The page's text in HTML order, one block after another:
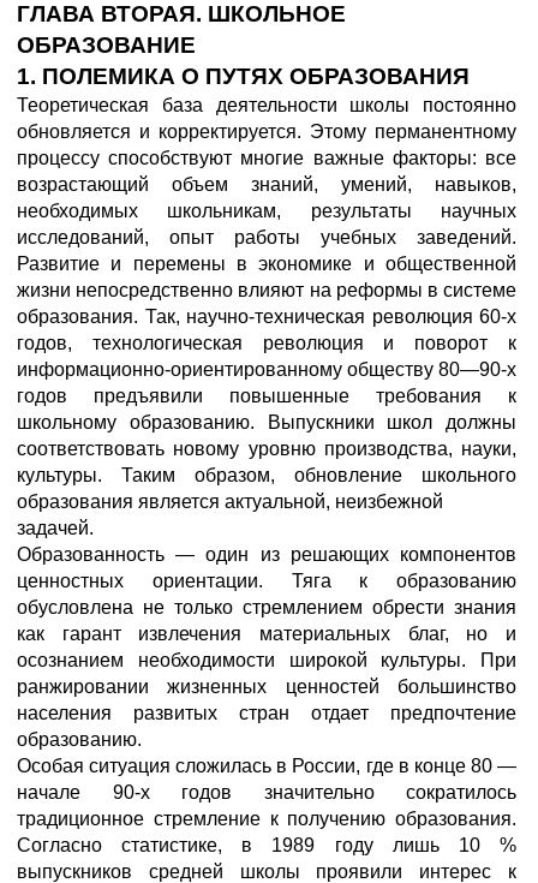
ГЛАВА ВТОРАЯ. ШКОЛЬНОЕ
ОБРАЗОВАНИЕ
1. ПОЛЕМИКА О ПУТЯХ ОБРАЗОВАНИЯ
Теоретическая база деятельности школы постоянно
обновляется и корректируется. Этому перманентному
процессу способствуют многие важные факторы: все
возрастающий объем знаний, умений, навыков,
необходимых школьникам, результаты научных
исследований, опыт работы учебных заведений.
Развитие и перемены в экономике и общественной
жизни непосредственно влияют на реформы в системе
образования. Так, научно-техническая революция 60-х
годов, технологическая революция и поворот к
информационно-ориентированному обществу 80—90-х
годов предъявили повышенные требования к
школьному образованию. Выпускники школ должны
соответствовать новому уровню производства, науки,
культуры. Таким образом, обновление школьного
образования является актуальной, неизбежной
задачей.
Образованность — один из решающих компонентов
ценностных ориентации. Тяга к образованию
обусловлена не только стремлением обрести знания
как гарант извлечения материальных благ, но и
осознанием необходимости широкой культуры. При
ранжировании жизненных ценностей большинство
населения развитых стран отдает предпочтение
образованию.
Особая ситуация сложилась в России, где в конце 80 —
начале 90-х годов значительно сократилось
традиционное стремление к получению образования.
Согласно статистике, в 1989 году лишь 10 %
выпускников средней школы проявили интерес к